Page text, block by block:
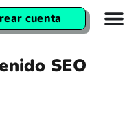
cuenta
SEO